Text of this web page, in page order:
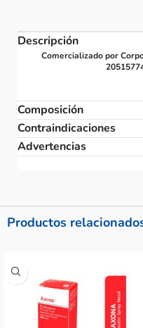
Descripción
Comercializado por
Composición
Contraindicaciones
Advertencias
Productos